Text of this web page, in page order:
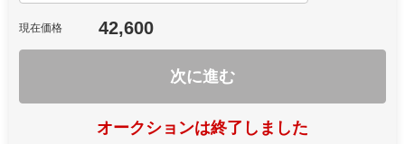
現在価格 42,600
次に進む
オークションは終了しました